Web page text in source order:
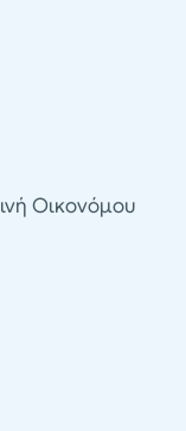
Οικονόμου